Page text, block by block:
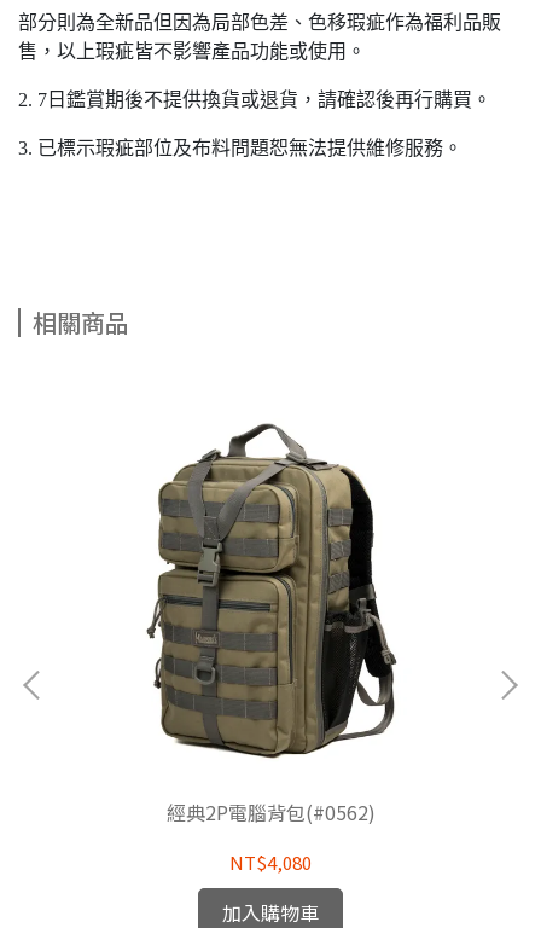
部分則為全新品但因為局部色差、色移瑕疵作為福利品販
售，以上瑕疵皆不影響產品功能或使用。
2. 7日鑑賞期後不提供換貨或退貨，請確認後再行購買。
3. 已標示瑕疵部位及布料問題恕無法提供維修服務。
相關商品
經典2P電腦背包(#0562)
NT$4,080
加入購物車